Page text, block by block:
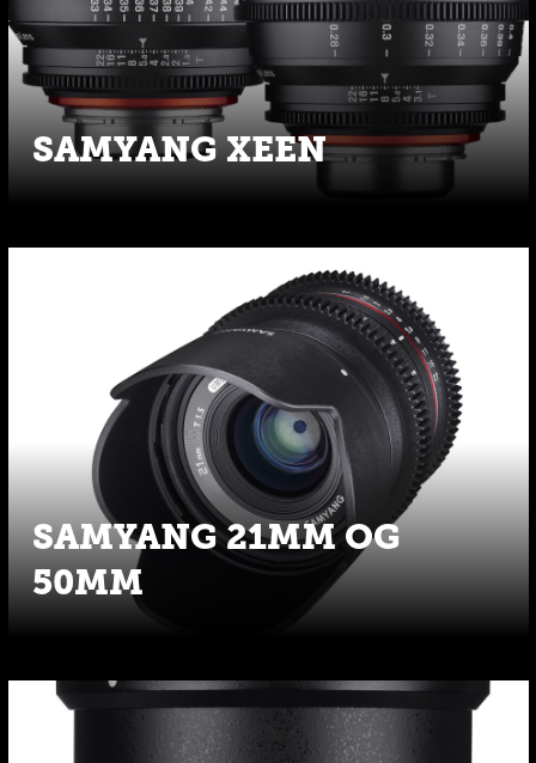
SAMYANG XEEN
SAMYANG 21MM OG
50MM